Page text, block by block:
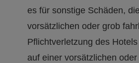
es für sonstige Schäden,
vorsätzlichen oder grob
Pflichtverletzung des
auf einer vorsätzlichen